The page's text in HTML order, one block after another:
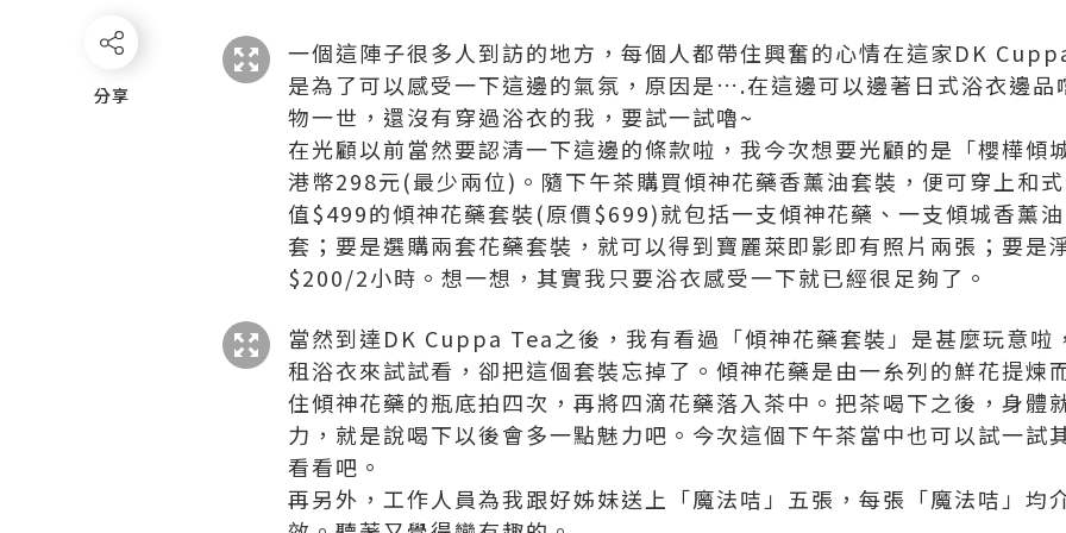
分享
一個這陣子很多人到訪的地方，每個人都帶住興奮的心情在這家DK
是為了可以感受一下這邊的氣氛，原因是….在這邊可以邊著日式浴衣邊品
物一世，還沒有穿過浴衣的我，要試一試嚕~
在光顧以前當然要認清一下這邊的條款啦，我今次想要光顧的是「櫻樺傾
港幣298元(最少兩位)。隨下午茶購買傾神花藥香薰油套裝，便可穿上和
值$499的傾神花藥套裝(原價$699)就包括一支傾神花藥、一支傾城香薰
套；要是選購兩套花藥套裝，就可以得到寶麗萊即影即有照片兩張；要是
$200/2小時。想一想，其實我只要浴衣感受一下就已經很足夠了。
當然到達DK Cuppa Tea之後，我有看過「傾神花藥套裝」是甚麼玩意啦
租浴衣來試試看，卻把這個套裝忘掉了。傾神花藥是由一糸列的鮮花提煉
住傾神花藥的瓶底拍四次，再將四滴花藥落入茶中。把茶喝下之後，身體
力，就是說喝下以後會多一點魅力吧。今次這個下午茶當中也可以試一試
看看吧。
再另外，工作人員為我跟好姊妹送上「魔法咭」五張，每張「魔法咭」均
分享